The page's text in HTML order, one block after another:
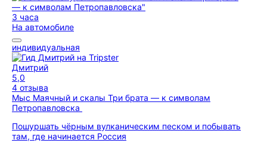
3 часа
На автомобиле
индивидуальная
Дмитрий
5,0
4 отзыва
Мыс Маячный и скалы Три брата — к символам
Петропавловска
Пошуршать чёрным вулканическим песком и побывать
там, где начинается Россия